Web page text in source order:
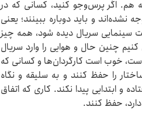
هم. اگر پرس‌وجو ‌کنید، کسانی که در
و باید دوباره ببینند؛ یعنی
سینمایی سریال دیده شود، همه چیز
چنین حال و هوایی را وارد سریال
است، خوب است کارگردان‌ها و کسانی که
را حفظ کنند و به سلیقه و نگاه
و ابتدایی پیدا نکند. کاری که اتفاق
حفظ کنند.